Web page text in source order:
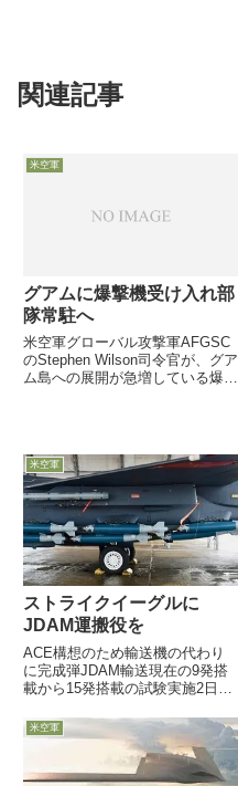
関連記事
米空軍
グアムに爆撃機受け入れ部
隊常駐へ
米空軍グローバル攻撃軍AFGSC
のStephen Wilson司令官が、グア
ム島への展開が急増している爆撃
計画を明らかに...
米空軍
ストライクイーグルに
JDAM運搬役を
ACE構想のため輸送機の代わり
に完成弾JDAM輸送現在の9発搭
載から15発搭載の試験実施2日付
米空軍の第85試験評価飛行隊
で、従来はJDAMを最高9発しか
搭載しないF-15Eストライクイー
グルに15発搭載する...
米空軍